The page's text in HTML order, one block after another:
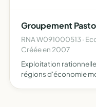
Groupement
RNA W091000513 ·
Créée en 2007
Exploitation
régions d'économie